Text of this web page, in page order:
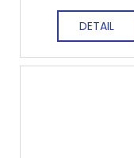
DETAIL